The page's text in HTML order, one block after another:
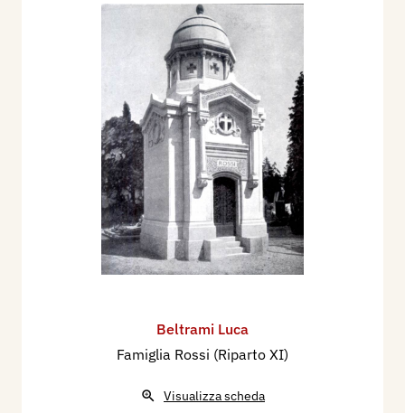
Beltrami Luca
Famiglia Rossi (Riparto XI)
Visualizza scheda